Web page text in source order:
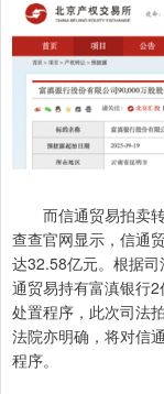
而信通贸易拍卖转
查查官网显示，信通
达32.58亿元。根据
通贸易持有富滇银行
处置程序，此次司法
法院亦明确，将对信
程序。